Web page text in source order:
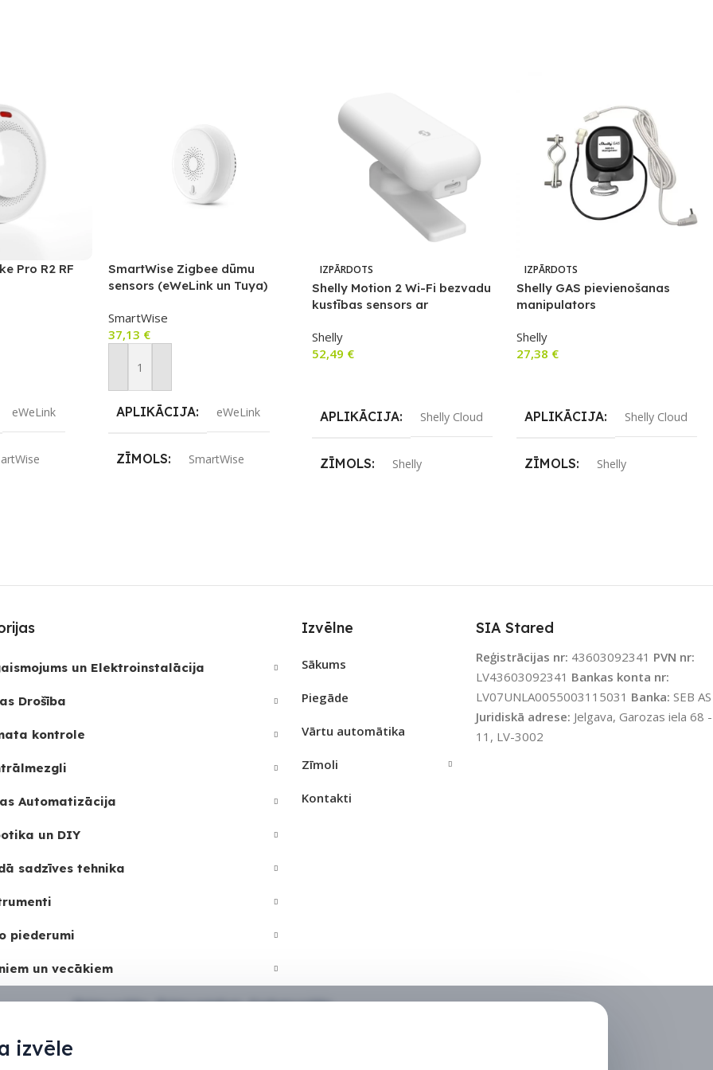
Pro R2 RF
eWeLink
SmartWise Zigbee dūmu
sensors (eWeLink un Tuya)
SmartWise
37,13 €
Pievienot Grozam
APLIKĀCIJA eWeLink
ZĪMOLS SmartWise
IZPĀRDOTS
Shelly Motion 2 Wi-Fi bezvadu
kustības sensors ar
Shelly
52,49 €
APLIKĀCIJA Shelly Cloud
ZĪMOLS Shelly
SKAITS
IZPĀRDOTS
Shelly GAS pievienošanas
manipulators
Shelly
27,38 €
APLIKĀCIJA Shelly Cloud
ZĪMOLS Shelly
SKAITS
un Elektroinstalācija
Drošība
kontrole
Automatizācija
un DIY
sadzīves tehnika
piederumi
un vecākiem
Izvēlne
Sākums
Piegāde
Vārtu automātika
Zīmoli
Kontakti
SIA Stared
Reģistrācijas nr: 43603092341 PVN nr:
LV43603092341 Bankas konta nr:
LV07UNLA0055003115031 Banka: SEB AS
Juridiskā adrese: Jelgava, Garozas iela 68 -
11, LV-3002
izvēle
Sīkdatņu politika• Sīkdatņu iestatījumi •Privātuma politika